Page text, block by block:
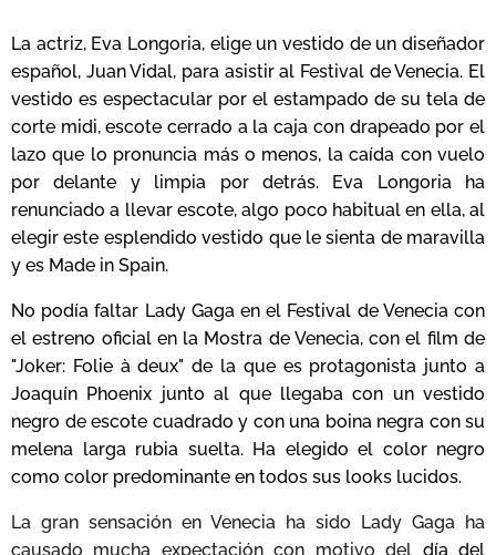
La actriz, Eva Longoria, elige un vestido de un diseñador
español, Juan Vidal, para asistir al Festival de Venecia. El
vestido es espectacular por el estampado de su tela de
corte midi, escote cerrado a la caja con drapeado por el
lazo que lo pronuncia más o menos, la caída con vuelo
por delante y limpia por detrás. Eva Longoria ha
renunciado a llevar escote, algo poco habitual en ella, al
elegir este esplendido vestido que le sienta de maravilla
y es Made in Spain.
No podía faltar Lady Gaga en el Festival de Venecia con
el estreno oficial en la Mostra de Venecia, con el film de
"Joker: Folie à deux" de la que es protagonista junto a
Joaquín Phoenix junto al que llegaba con un vestido
negro de escote cuadrado y con una boina negra con su
melena larga rubia suelta. Ha elegido el color negro
como color predominante en todos sus looks lucidos.
La gran sensación en Venecia ha sido Lady Gaga ha
causado mucha expectación con motivo del día del